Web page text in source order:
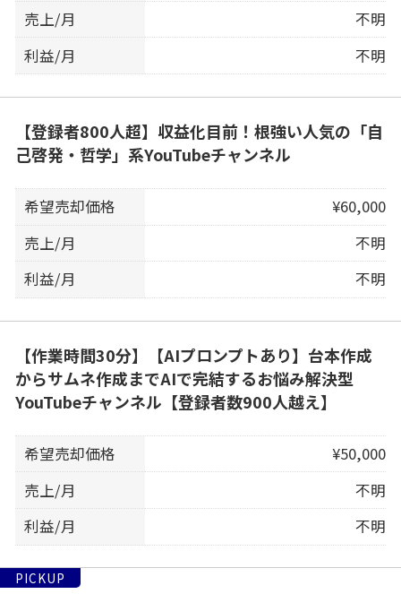
売上/月
不明
利益/月
不明
【登録者800人超】収益化目前！根強い人気の「自
己啓発・哲学」系YouTubeチャンネル
希望売却価格
¥60,000
売上/月
不明
利益/月
不明
【作業時間30分】【AIプロンプトあり】台本作成
からサムネ作成までAIで完結するお悩み解決型
YouTubeチャンネル【登録者数900人越え】
希望売却価格
¥50,000
売上/月
不明
利益/月
不明
PICKUP